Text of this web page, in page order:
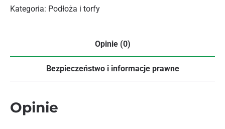
Kategoria: Podłoża i torfy
Opinie (0)
Bezpieczeństwo i informacje prawne
Opinie